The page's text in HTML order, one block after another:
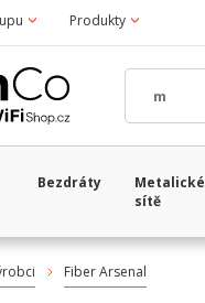
Produkty
Bezdráty
Metalické
sítě
Fiber Arsenal